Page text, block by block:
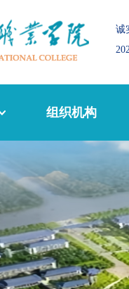
诚
组织机构